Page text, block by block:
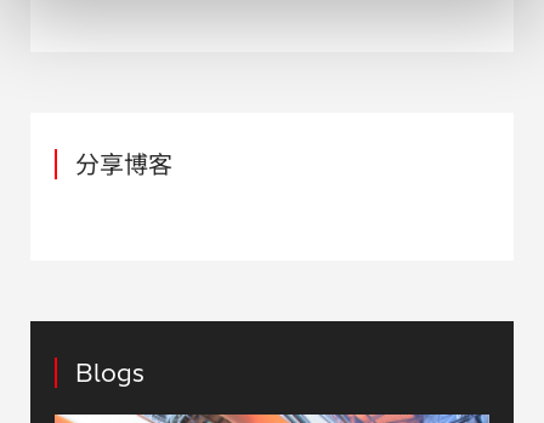
分享博客
Blogs